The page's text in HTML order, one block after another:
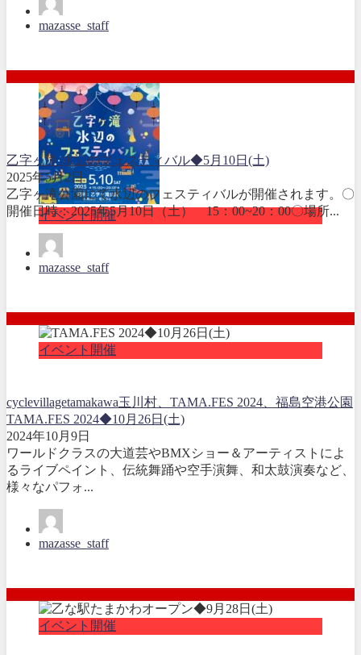
mazasse_staff
イベント開催
乙字ヶ滝 水辺のフェスティバル◆5月10日(土)
2025年5月2日
乙字ヶ滝公園にて水辺のフェスティバルが開催されます。〇
開催日時：2025年5月10日（土） 15：00~20：00〇場所...
mazasse_staff
イベント開催
cyclevillagetamakawa玉川村、TAMA.FES 2024、 福島空港公園
TAMA.FES 2024◆10月26日(土)
2024年10月9日
ワールドクラスの大道芸やBMXショー＆アーティストによ
るライブペイント、伝統舞踊や空手演舞、和太鼓演奏など、
様々なパフォ...
mazasse_staff
イベント開催